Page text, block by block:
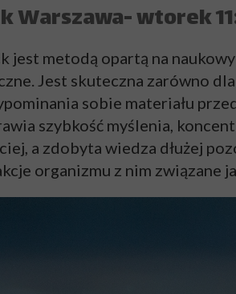
Warszawa- wtorek
jest metodą opartą na
Jest skuteczna zarówno
sobie materiału
szybkość myślenia,
a zdobyta wiedza dłużej
organizmu z nim związane